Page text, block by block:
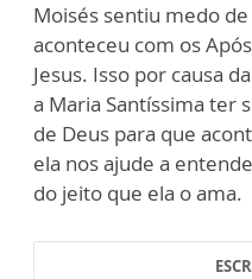
Moisés sentiu medo
aconteceu com os
Jesus. Isso por causa
a Maria Santíssima ter
de Deus para que
ela nos ajude a
do jeito que ela o ama.